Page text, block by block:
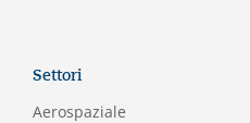
Settori
Aerospaziale